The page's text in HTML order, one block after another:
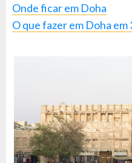
Onde ficar em Doha
O que fazer em Doha em